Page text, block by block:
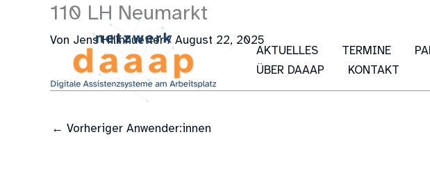
AKTUELLES TERMINE
ÜBER DAAAP
KONTAKT
110 LH Neumarkt
Von Jens Hillnhuetter/ August 22, 2025
← Vorheriger Anwender:innen